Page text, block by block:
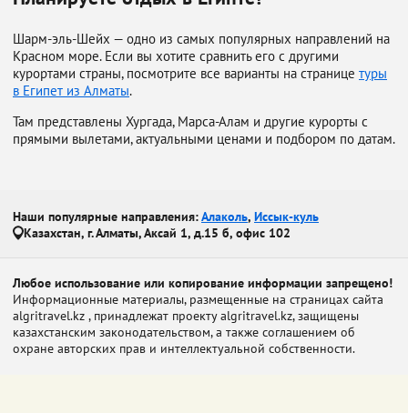
Шарм-эль-Шейх — одно из самых популярных направлений на
Красном море. Если вы хотите сравнить его с другими
курортами страны, посмотрите все варианты на странице туры
в Египет из Алматы.
Там представлены Хургада, Марса-Алам и другие курорты с
прямыми вылетами, актуальными ценами и подбором по датам.
Наши популярные направления:Алаколь, Иссык-куль
Казахстан, г. Алматы, Аксай 1, д.15 б, офис 102
Любое использование или копирование информации запрещено!
Информационные материалы, размещенные на страницах сайта
algritravel.kz , принадлежат проекту algritravel.kz, защищены
казахстанским законодательством, а также соглашением об
охране авторских прав и интеллектуальной собственности.